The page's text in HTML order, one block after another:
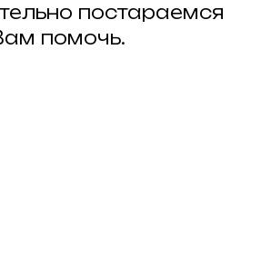
постараемся
помочь.